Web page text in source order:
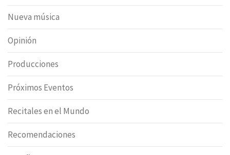
Nueva música
Opinión
Producciones
Próximos Eventos
Recitales en el Mundo
Recomendaciones